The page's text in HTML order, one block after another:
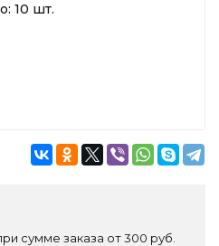
10 шт.
сумме заказа от 300 руб.